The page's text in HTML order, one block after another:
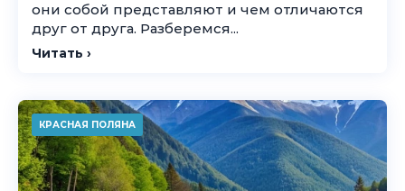
они собой представляют и чем отличаются
друг от друга. Разберемся...
Читать ›
КРАСНАЯ ПОЛЯНА